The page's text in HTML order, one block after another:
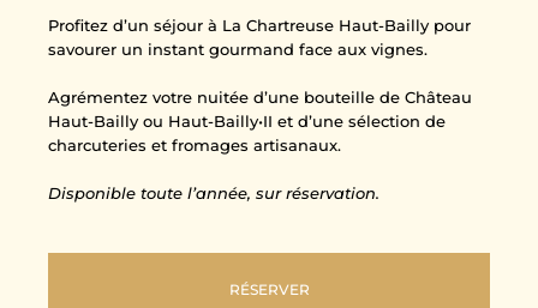
Profitez d’un séjour à La Chartreuse Haut-Bailly pour
savourer un instant gourmand face aux vignes.
Agrémentez votre nuitée d’une bouteille de Château
Haut-Bailly ou Haut-Bailly•II et d’une sélection de
charcuteries et fromages artisanaux.
Disponible toute l’année, sur réservation.
RÉSERVER